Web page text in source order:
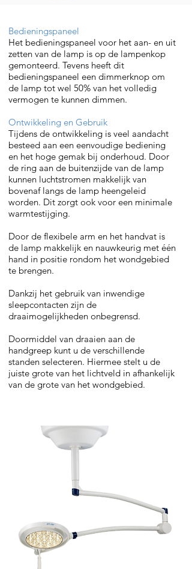
Bedieningspaneel
Het bedieningspaneel voor het aan- en uit
zetten van de lamp is op de lampenkop
gemonteerd. Tevens heeft dit
bedieningspaneel een dimmerknop om
de lamp tot wel 50% van het volledig
vermogen te kunnen dimmen.
Ontwikkeling en Gebruik
Tijdens de ontwikkeling is veel aandacht
besteed aan een eenvoudige bediening
en het hoge gemak bij onderhoud. Door
de ring aan de buitenzijde van de lamp
kunnen luchtstromen makkelijk van
bovenaf langs de lamp heengeleid
worden. Dit zorgt ook voor een minimale
warmtestijging.
Door de flexibele arm en het handvat is
de lamp makkelijk en nauwkeurig met één
hand in positie rondom het wondgebied
te brengen.
Dankzij het gebruik van inwendige
sleepcontacten zijn de
draaimogelijkheden onbegrensd.
Doormiddel van draaien aan de
handgreep kunt u de verschillende
standen selecteren. Hiermee stelt u de
juiste grote van het lichtveld in afhankelijk
van de grote van het wondgebied.